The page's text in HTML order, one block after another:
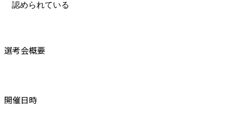
認められている
選考会概要
開催日時